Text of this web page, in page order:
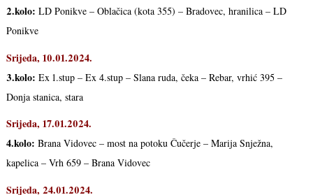
2.kolo: LD Ponikve – Oblačica (kota 355) – Bradovec, hranilica – LD
Ponikve
Srijeda, 10.01.2024.
3.kolo: Ex 1.stup – Ex 4.stup – Slana ruda, čeka – Rebar, vrhić 395 –
Donja stanica, stara
Srijeda, 17.01.2024.
4.kolo: Brana Vidovec – most na potoku Čučerje – Marija Snježna,
kapelica – Vrh 659 – Brana Vidovec
Srijeda, 24.01.2024.